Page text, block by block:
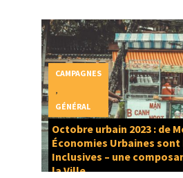
Octobre urbain 2023 : de
Économies Urbaines
Inclusives – une
la Ville
CAMPAGNES
GÉNÉRAL